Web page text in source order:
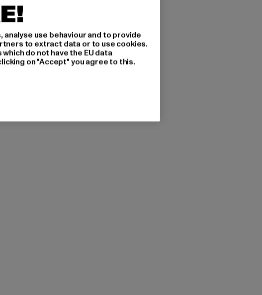
use behaviour and to provide
to extract data or to use cookies.
do not have the EU data
on "Accept" you agree to this.